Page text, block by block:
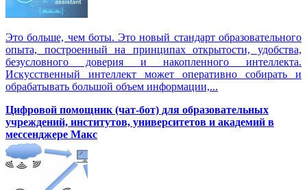
Это больше, чем боты. Это новый стандарт образовательного
опыта, построенный на принципах открытости, удобства,
безусловного доверия и накопленного интеллекта.
Искусственный интеллект может оперативно собирать и
обрабатывать большой объем информации,...
Цифровой помощник (чат-бот) для образовательных
учреждений, институтов, университетов и академий в
мессенджере Макс